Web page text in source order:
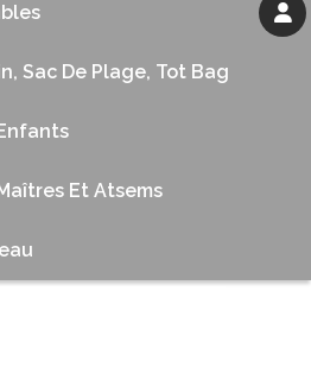
Sac De Plage, Tot Bag
Et Atsems